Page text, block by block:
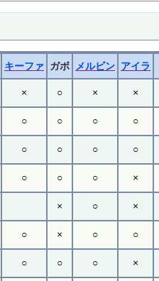
キーファ ガボ メルビン アイラ
× ○ × ×
○ ○ ○ ○
○ ○ ○ ○
○ ○ ○ ×
× ○ ×
○ × ○ ○
○ ○ ○ ×